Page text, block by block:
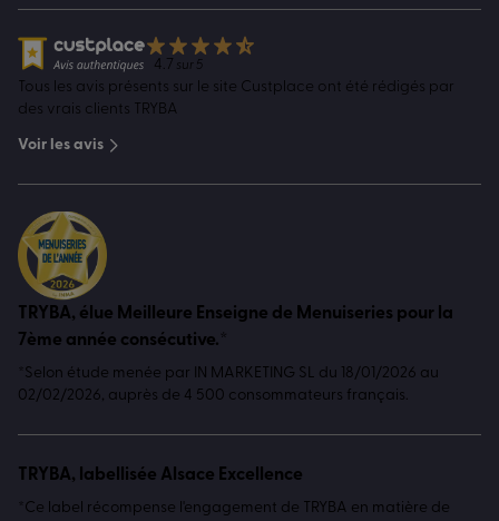
4.7 sur 5
Tous les avis présents sur le site Custplace ont été rédigés par
des vrais clients TRYBA
Voir les avis
TRYBA, élue Meilleure Enseigne de Menuiseries pour la
7ème année consécutive.*
*Selon étude menée par IN MARKETING SL du 18/01/2026 au
02/02/2026, auprès de 4 500 consommateurs français.
TRYBA, labellisée Alsace Excellence
*Ce label récompense l'engagement de TRYBA en matière de